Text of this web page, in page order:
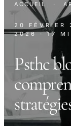
ACCUEIL ·
20 FÉVRIER
2026 · 17
Psthc